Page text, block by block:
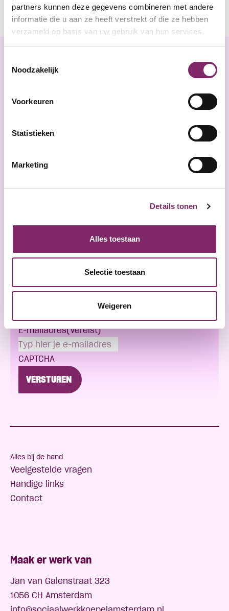
partners kunnen deze gegevens combineren met andere
informatie die u aan ze heeft verstrekt of die ze hebben
verzameld op basis van uw gebruik van hun services.
Noodzakelijk
Voorkeuren
Statistieken
Marketing
Details tonen
Alles toestaan
Selectie toestaan
Weigeren
Meld je aan voor onze
E-mailadres(Vereist)
CAPTCHA
Alles bij de hand
Veelgestelde vragen
Handige links
Contact
Maak er werk van
Jan van Galenstraat 323
1056 CH Amsterdam